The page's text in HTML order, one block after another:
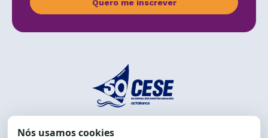
Quero me inscrever
End.: R. da Graça, 150. Graça